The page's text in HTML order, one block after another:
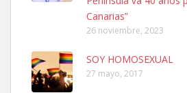
Leales.org » Gran Canaria
6.7.2025
Canarias”
26 noviembre, 2023
SOY HOMOSEXUAL
27 mayo, 2017